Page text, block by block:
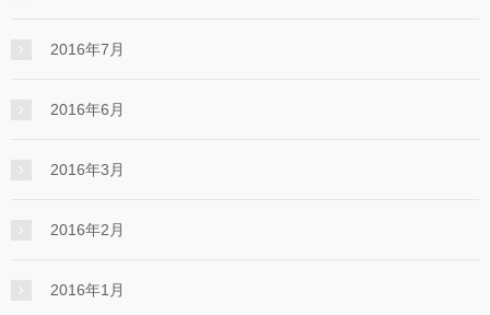
2016年7月
2016年6月
2016年3月
2016年2月
2016年1月